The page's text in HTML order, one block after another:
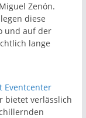
Zenón.
diese
und auf der
lange
Eventcenter
bietet verlässlich